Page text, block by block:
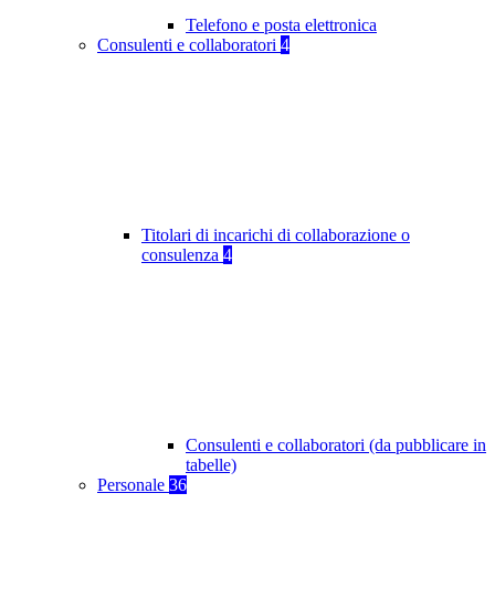
Telefono e posta elettronica
Consulenti e collaboratori 4
Titolari di incarichi di collaborazione o
consulenza 4
Consulenti e collaboratori (da pubblicare in
tabelle)
Personale 36